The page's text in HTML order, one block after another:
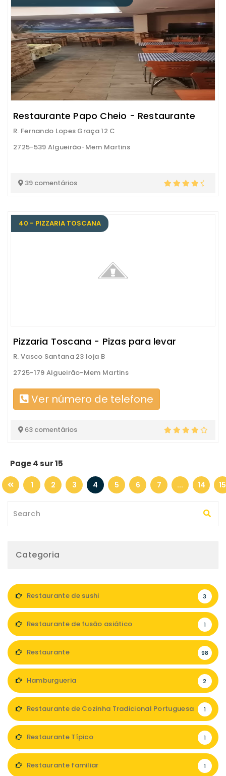
Restaurante Papo Cheio - Restaurante
R. Fernando Lopes Graça 12 C
2725-539 Algueirão-Mem Martins
39 comentários
40 - PIZZARIA TOSCANA
Pizzaria Toscana - Pizas para levar
R. Vasco Santana 23 loja B
2725-179 Algueirão-Mem Martins
Ver número de telefone
63 comentários
Page 4 sur 15
1 2 3 4 5 6 7 ... 14 15
Categoria
Restaurante de sushi 3
Restaurante de fusão asiático 1
Restaurante 98
Hamburgueria 2
Restaurante de Cozinha Tradicional Portuguesa 1
Restaurante Típico 1
Restaurante familiar 1